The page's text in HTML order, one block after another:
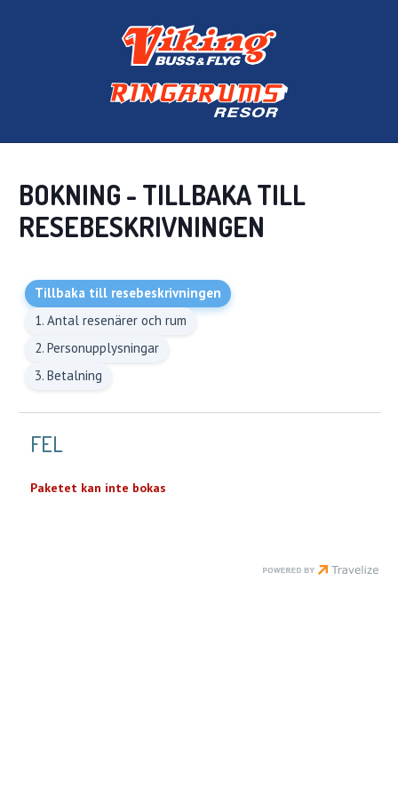
BOKNING - TILLBAKA TILL
RESEBESKRIVNINGEN
Tillbaka till resebeskrivningen
1. Antal resenärer och rum
2. Personupplysningar
3. Betalning
FEL
Paketet kan inte bokas